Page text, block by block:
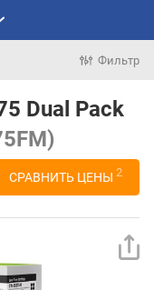
Фильтр
Dual Pack
СРАВНИТЬ ЦЕНЫ 2